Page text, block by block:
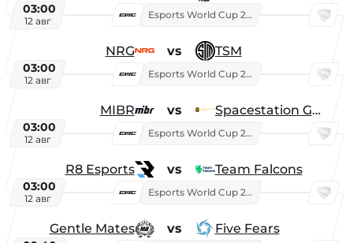
03:00
12 авг
Esports World Cup 2026
NRG vs TSM
03:00
12 авг
Esports World Cup 2026
MIBR vs Spacestation Gaming
03:00
12 авг
Esports World Cup 2026
R8 Esports vs Team Falcons
03:00
12 авг
Esports World Cup 2026
Gentle Mates vs Five Fears